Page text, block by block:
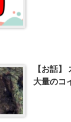
【お話
大量のコ